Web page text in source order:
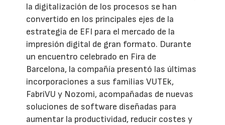
la digitalización de los procesos se han
convertido en los principales ejes de la
estrategia de EFI para el mercado de la
impresión digital de gran formato. Durante
un encuentro celebrado en Fira de
Barcelona, la compañía presentó las últimas
incorporaciones a sus familias VUTEk,
FabriVU y Nozomi, acompañadas de nuevas
soluciones de software diseñadas para
aumentar la productividad, reducir costes y